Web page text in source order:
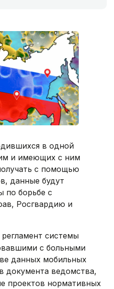
в одной
и имеющих с ним
с помощью
данные будут
по борьбе с
Росгвардию и
регламент системы
с больными
данных мобильных
документа ведомства,
проектов нормативных